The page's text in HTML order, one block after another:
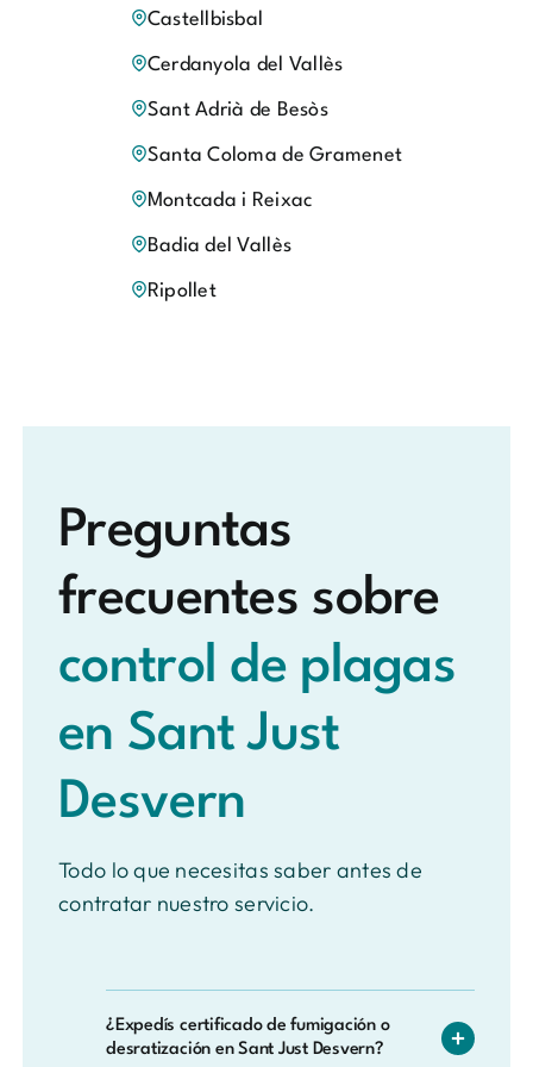
Castellbisbal
Cerdanyola del Vallès
Sant Adrià de Besòs
Santa Coloma de Gramenet
Montcada i Reixac
Badia del Vallès
Ripollet
Preguntas
frecuentes sobre
control de plagas
en Sant Just
Desvern
Todo lo que necesitas saber antes de
contratar nuestro servicio.
¿Expedís certificado de fumigación o
desratización en Sant Just Desvern?